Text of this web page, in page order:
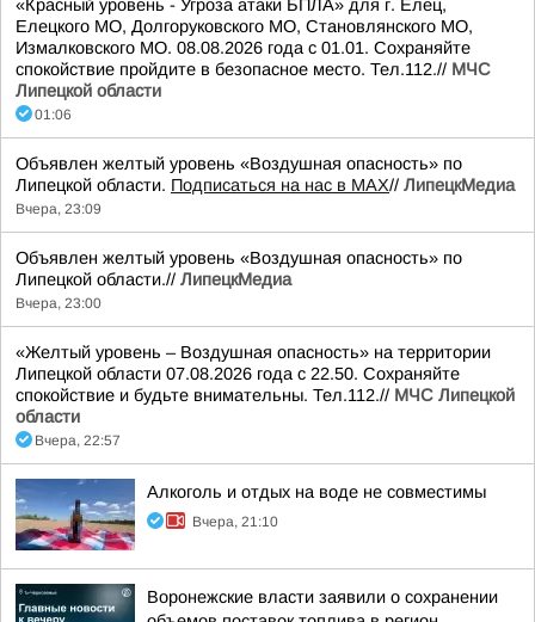
«Красный уровень - Угроза атаки БПЛА» для г. Елец,
Елецкого МО, Долгоруковского МО, Становлянского МО,
Измалковского МО. 08.08.2026 года с 01.01. Сохраняйте
спокойствие пройдите в безопасное место. Тел.112.// МЧС
Липецкой области
01:06
Объявлен желтый уровень «Воздушная опасность» по
Липецкой области. Подписаться на нас в МАХ// ЛипецкМедиа
Вчера, 23:09
Объявлен желтый уровень «Воздушная опасность» по
Липецкой области.// ЛипецкМедиа
Вчера, 23:00
«Желтый уровень – Воздушная опасность» на территории
Липецкой области 07.08.2026 года с 22.50. Сохраняйте
спокойствие и будьте внимательны. Тел.112.// МЧС Липецкой
области
Вчера, 22:57
Алкоголь и отдых на воде не совместимы
Вчера, 21:10
Воронежские власти заявили о сохранении